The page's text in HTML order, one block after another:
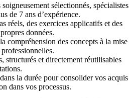
sélectionnés, spécialistes
de 7 ans d’expérience.
réels, des exercices applicatifs et des
données.
compréhension des concepts à la mise
structurés et directement réutilisables
la durée pour consolider vos acquis
dans vos processus.